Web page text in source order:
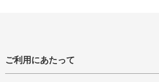
ご利用にあたって